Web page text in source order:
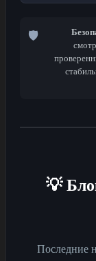
🛡️
💡
Последние